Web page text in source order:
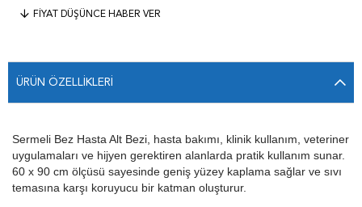
FIYAT DÜŞÜNCE HABER VER
ÜRÜN ÖZELLIKLERI
Sermeli Bez Hasta Alt Bezi, hasta bakımı, klinik kullanım, veteriner
uygulamaları ve hijyen gerektiren alanlarda pratik kullanım sunar.
60 x 90 cm ölçüsü sayesinde geniş yüzey kaplama sağlar ve sıvı
temasına karşı koruyucu bir katman oluşturur.